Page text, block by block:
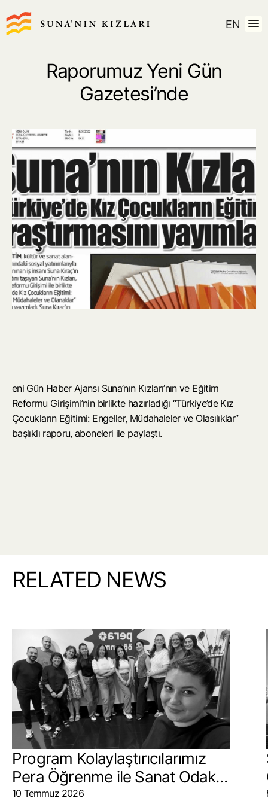
EN
Raporumuz Yeni Gün
Gazetesi’nde
eni Gün Haber Ajansı Suna’nın Kızları’nın ve Eğitim
Reformu Girişimi’nin birlikte hazırladığı “Türkiye’de Kız
Çocukların Eğitimi: Engeller, Müdahaleler ve Olasılıklar”
başlıklı raporu, aboneleri ile paylaştı.
RELATED NEWS
Program Kolaylaştırıcılarımız
Pera Öğrenme ile Sanat Odaklı
Eğitimde Buluştu
10 Temmuz 2026